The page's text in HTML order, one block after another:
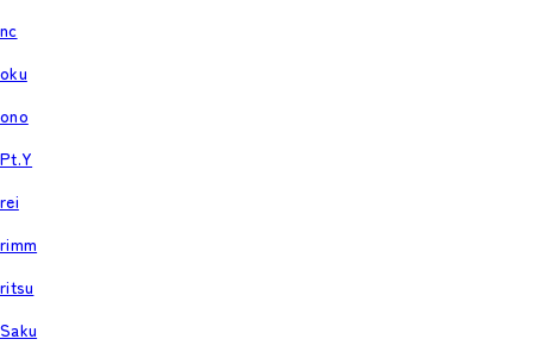
nc
oku
ono
Pt.Y
rei
rimm
ritsu
Saku